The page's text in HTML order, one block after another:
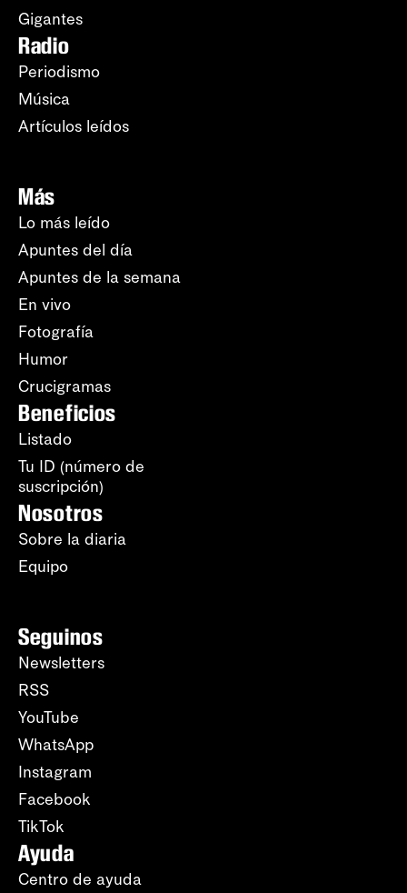
Gigantes
Radio
Periodismo
Música
Artículos leídos
Más
Lo más leído
Apuntes del día
Apuntes de la semana
En vivo
Fotografía
Humor
Crucigramas
Beneficios
Listado
Tu ID (número de
suscripción)
Nosotros
Sobre la diaria
Equipo
Seguinos
Newsletters
RSS
YouTube
WhatsApp
Instagram
Facebook
TikTok
Ayuda
Centro de ayuda